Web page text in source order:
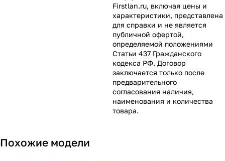
Firstlan.ru, включая цены и
характеристики, представлена
для справки и не является
публичной офертой,
определяемой положениями
Статьи 437 Гражданского
кодекса РФ. Договор
заключается только после
предварительного
согласования наличия,
наименования и количества
товара.
Похожие модели